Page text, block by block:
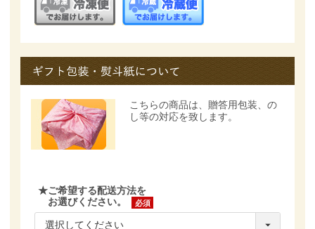
こちらの商品は、 贈答用包装、の
し等の対応を致します。
★ご希望する配送方法を
お選びください。
(必